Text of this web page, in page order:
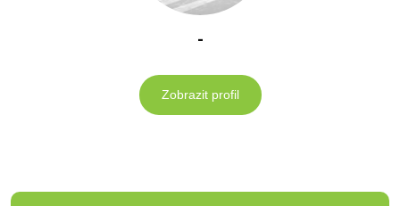
-
Zobrazit profil